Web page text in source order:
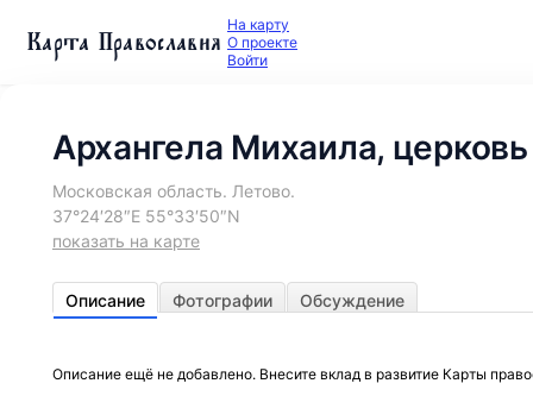
Карта Православия На карту
О проекте
Войти
Архангела Михаила, церковь
Московская область. Летово.
37°24′28″E 55°33′50″N
показать на карте
Описание Фотографии Обсуждение
Описание ещё не добавлено. Внесите вклад в развитие Карты